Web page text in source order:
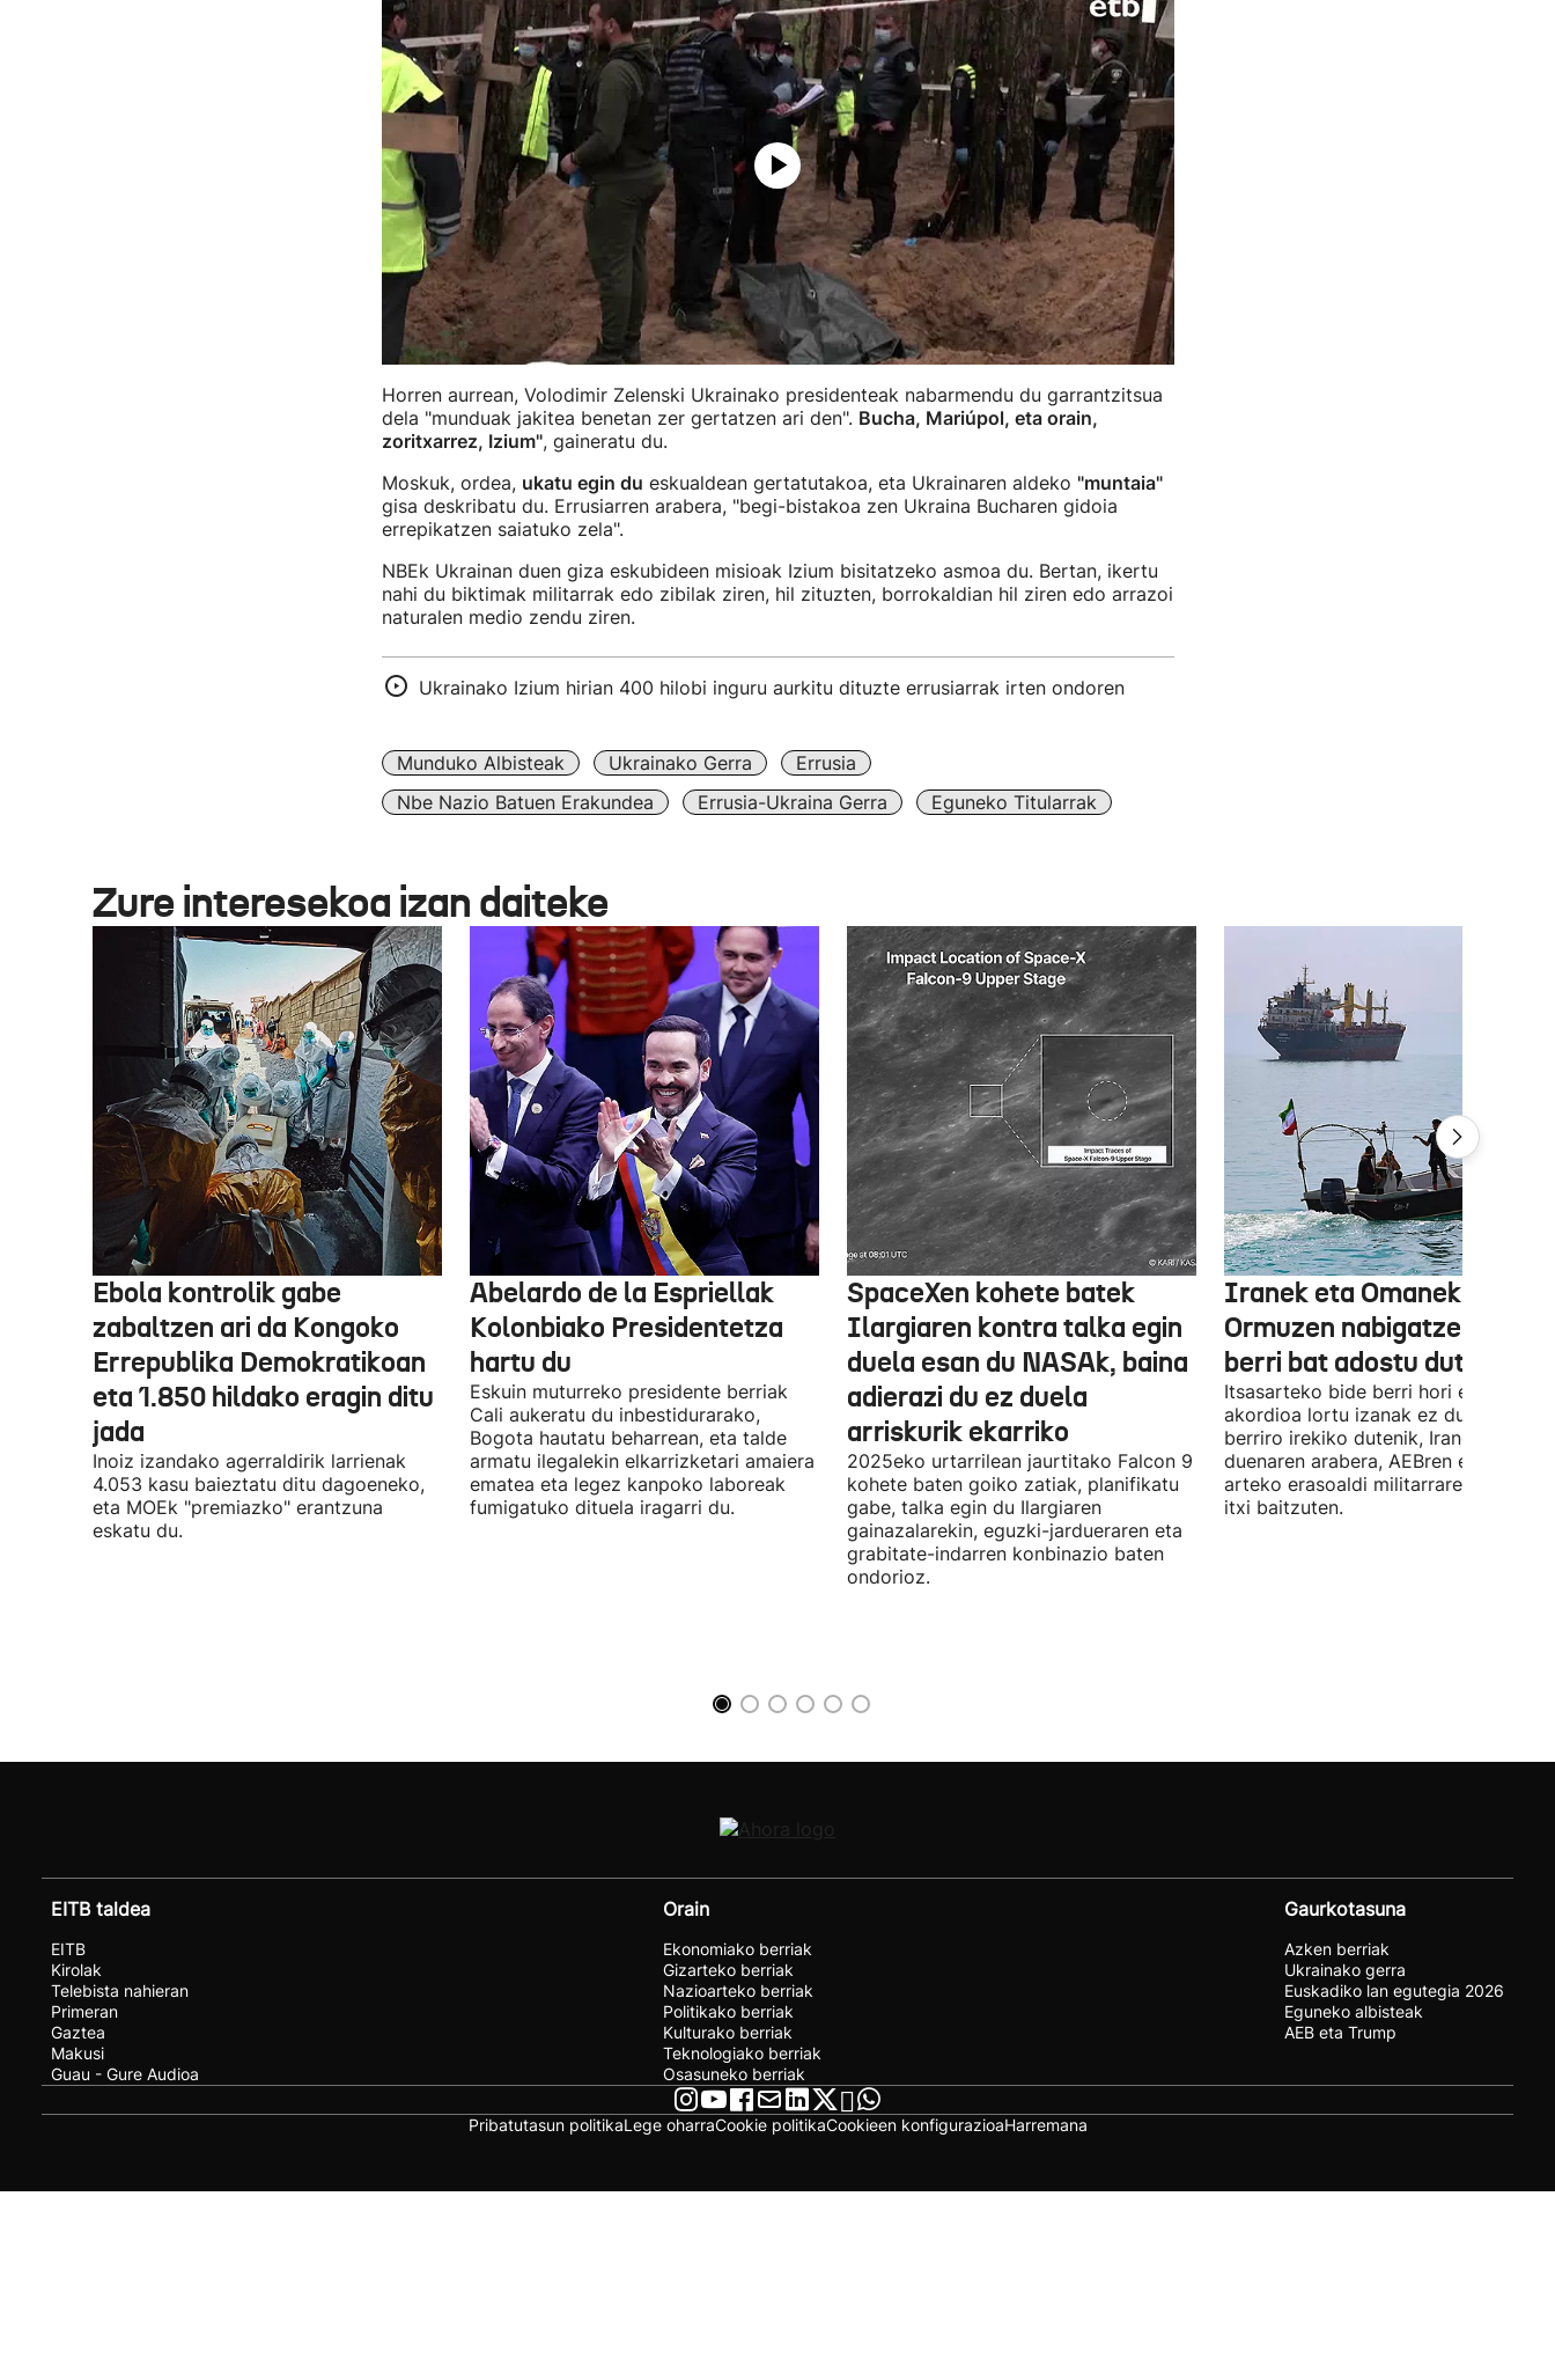
Horren aurrean, Volodimir Zelenski Ukrainako presidenteak nabarmendu du garrantzitsua
dela "munduak jakitea benetan zer gertatzen ari den". Bucha, Mariúpol, eta orain,
zoritxarrez, Izium", gaineratu du.
Moskuk, ordea, ukatu egin du eskualdean gertatutakoa, eta Ukrainaren aldeko "muntaia"
gisa deskribatu du. Errusiarren arabera, "begi-bistakoa zen Ukraina Bucharen gidoia
errepikatzen saiatuko zela".
NBEk Ukrainan duen giza eskubideen misioak Izium bisitatzeko asmoa du. Bertan, ikertu
nahi du biktimak militarrak edo zibilak ziren, hil zituzten, borrokaldian hil ziren edo arrazoi
naturalen medio zendu ziren.
Ukrainako Izium hirian 400 hilobi inguru aurkitu dituzte errusiarrak irten ondoren
Munduko Albisteak Ukrainako Gerra
Errusia
Nbe Nazio Batuen Erakundea
Errusia-Ukraina Gerra Eguneko Titularrak
Zure interesekoa izan daiteke
Ebola kontrolik gabe
zabaltzen ari da Kongoko
Errepublika Demokratikoan
eta 1.850 hildako eragin ditu
jada
Inoiz izandako agerraldirik larrienak
4.053 kasu baieztatu ditu dagoeneko,
eta MOEk "premiazko" erantzuna
eskatu du.
Abelardo de la Espriellak
Kolonbiako Presidentetza
hartu du
Eskuin muturreko presidente berriak
Cali aukeratu du inbestidurarako,
Bogota hautatu beharrean, eta talde
armatu ilegalekin elkarrizketari amaiera
ematea eta legez kanpoko laboreak
fumigatuko dituela iragarri du.
SpaceXen kohete batek
Ilargiaren kontra talka egin
duela esan du NASAk, baina
adierazi du ez duela
arriskurik ekarriko
2025eko urtarrilean jaurtitako Falcon 9
kohete baten goiko zatiak, planifikatu
gabe, talka egin du Ilargiaren
gainazalarekin, eguzki-jardueraren eta
grabitate-indarren konbinazio baten
ondorioz.
Iranek eta Omanek
Ormuzen nabigatzeko bide
berri bat adostu dute
Itsasarteko bide berri hori egiteko
akordioa lortu izanak ez du esan nahi
berriro irekiko dutenik, Iranek
duenaren arabera, AEBren eta
arteko erasoaldi militarraren
itxi baitzuten.
EITB taldea
EITB
Kirolak
Telebista nahieran
Primeran
Gaztea
Makusi
Guau - Gure Audioa
Orain
Ekonomiako berriak
Gizarteko berriak
Nazioarteko berriak
Politikako berriak
Kulturako berriak
Teknologiako berriak
Osasuneko berriak
Gaurkotasuna
Azken berriak
Ukrainako gerra
Euskadiko lan egutegia 2026
Eguneko albisteak
AEB eta Trump
Pribatutasun politikaLege oharraCookie politikaCookieen konfigurazioaHarremana